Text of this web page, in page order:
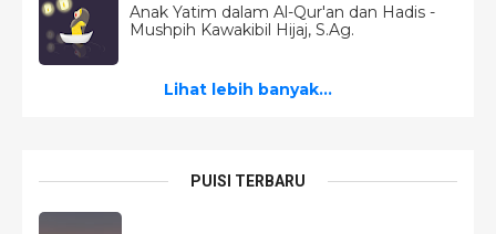
Anak Yatim dalam Al-Qur'an dan Hadis -
Mushpih Kawakibil Hijaj, S.Ag.
Lihat lebih banyak...
PUISI TERBARU